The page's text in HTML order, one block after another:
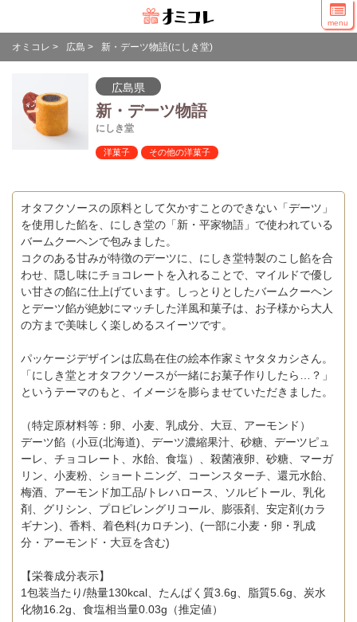
menu
オミコレ > 広島 > 新・デーツ物語(にしき堂)
広島県
新・デーツ物語
にしき堂
洋菓子 その他の洋菓子
オタフクソースの原料として欠かすことのできない「デーツ」
を使用した餡を、にしき堂の「新・平家物語」で使われている
バームクーヘンで包みました。
コクのある甘みが特徴のデーツに、にしき堂特製のこし餡を合
わせ、隠し味にチョコレートを入れることで、マイルドで優し
い甘さの餡に仕上げています。しっとりとしたバームクーヘン
とデーツ餡が絶妙にマッチした洋風和菓子は、お子様から大人
の方まで美味しく楽しめるスイーツです。
パッケージデザインは広島在住の絵本作家ミヤタタカシさん。
「にしき堂とオタフクソースが一緒にお菓子作りしたら…？」
というテーマのもと、イメージを膨らませていただきました。
（特定原材料等：卵、小麦、乳成分、大豆、アーモンド）
デーツ餡（小豆(北海道)、デーツ濃縮果汁、砂糖、デーツピュ
ーレ、チョコレート、水飴、食塩）、殺菌液卵、砂糖、マーガ
リン、小麦粉、ショートニング、コーンスターチ、還元水飴、
梅酒、アーモンド加工品/トレハロース、ソルビトール、乳化
剤、グリシン、プロピレングリコール、膨張剤、安定剤(カラ
ギナン)、香料、着色料(カロチン)、(一部に小麦・卵・乳成
分・アーモンド・大豆を含む)
【栄養成分表示】
1包装当たり/熱量130kcal、たんぱく質3.6g、脂質5.6g、炭水
化物16.2g、食塩相当量0.03g（推定値）